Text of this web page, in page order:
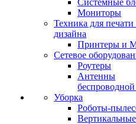
Системные
Мониторы
Техника для печати
дизайна
Принтеры и
Сетевое
Роутеры
Антенны
беспроводной
Уборка
Роботы-
Вертикальные